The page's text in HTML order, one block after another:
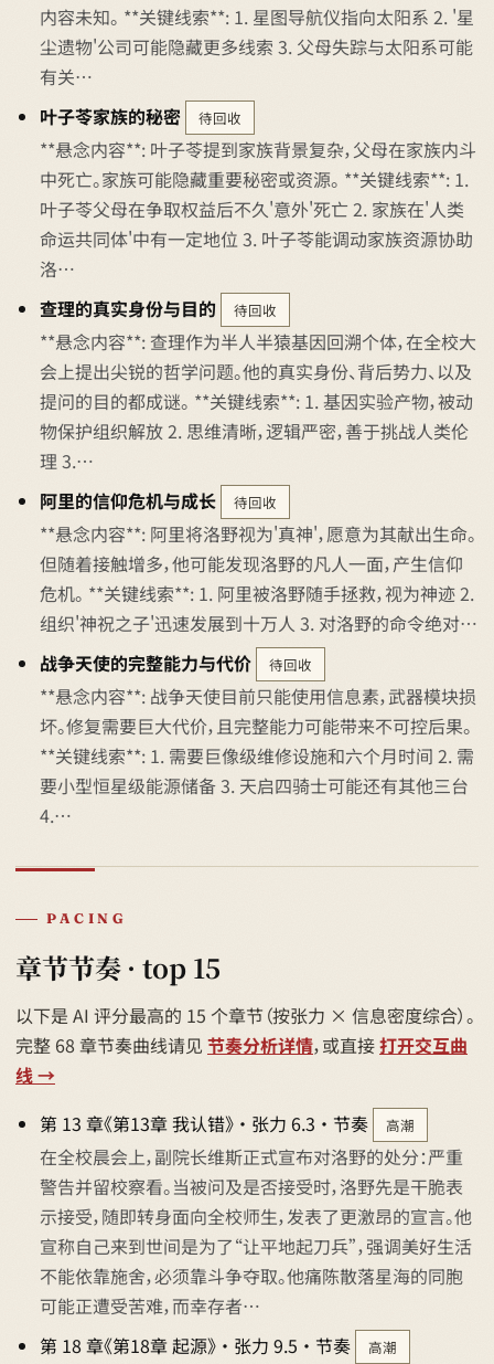
内容未知。 **关键线索**: 1. 星图导航仪指向太阳系 2. '星
尘遗物'公司可能隐藏更多线索 3. 父母失踪与太阳系可能
有关…
叶子苓家族的秘密
待回收
**悬念内容**: 叶子苓提到家族背景复杂，父母在家族内斗
中死亡。家族可能隐藏重要秘密或资源。 **关键线索**: 1.
叶子苓父母在争取权益后不久'意外'死亡 2. 家族在'人类
命运共同体'中有一定地位 3. 叶子苓能调动家族资源协助
洛…
查理的真实身份与目的
待回收
**悬念内容**: 查理作为半人半猿基因回溯个体，在全校大
会上提出尖锐的哲学问题。他的真实身份、背后势力、以及
提问的目的都成谜。 **关键线索**: 1. 基因实验产物，被动
物保护组织解放 2. 思维清晰，逻辑严密，善于挑战人类伦
理 3.…
阿里的信仰危机与成长
待回收
**悬念内容**: 阿里将洛野视为'真神'，愿意为其献出生命。
但随着接触增多，他可能发现洛野的凡人一面，产生信仰
危机。 **关键线索**: 1. 阿里被洛野随手拯救，视为神迹 2.
组织'神祝之子'迅速发展到十万人 3. 对洛野的命令绝对…
战争天使的完整能力与代价
待回收
**悬念内容**: 战争天使目前只能使用信息素，武器模块损
坏。修复需要巨大代价，且完整能力可能带来不可控后果。
**关键线索**: 1. 需要巨像级维修设施和六个月时间 2. 需
要小型恒星级能源储备 3. 天启四骑士可能还有其他三台
4.…
PACING
章节节奏 · top 15
以下是 AI 评分最高的 15 个章节（按张力 × 信息密度综合）。
完整 68 章节奏曲线请见 节奏分析详情，或直接打开交互曲
线 →
第 13 章《第13章 我认错》 · 张力 6.3 · 节奏
高潮
在全校晨会上，副院长维斯正式宣布对洛野的处分：严重
警告并留校察看。当被问及是否接受时，洛野先是干脆表
示接受，随即转身面向全校师生，发表了更激昂的宣言。他
宣称自己来到世间是为了“让平地起刀兵”，强调美好生活
不能依靠施舍，必须靠斗争夺取。他痛陈散落星海的同胞
可能正遭受苦难，而幸存者…
第 18 章《第18章 起源》 · 张力 9.5 · 节奏
高潮